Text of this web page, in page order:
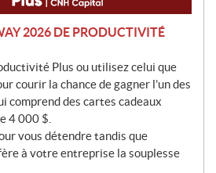
2026 DE PRODUCTIVITÉ
Plus ou utilisez celui que
courir la chance de gagner l’un des
comprend des cartes cadeaux
4 000 $.
vous détendre tandis que
à votre entreprise la souplesse